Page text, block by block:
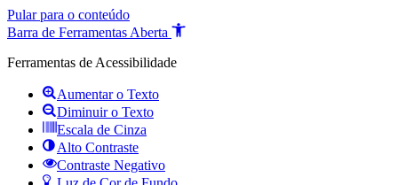
Pular para o conteúdo
Barra de Ferramentas Aberta
Ferramentas de Acessibilidade
Aumentar o Texto
Diminuir o Texto
Escala de Cinza
Alto Contraste
Contraste Negativo